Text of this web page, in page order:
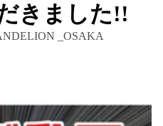
きました!!
_OSAKA